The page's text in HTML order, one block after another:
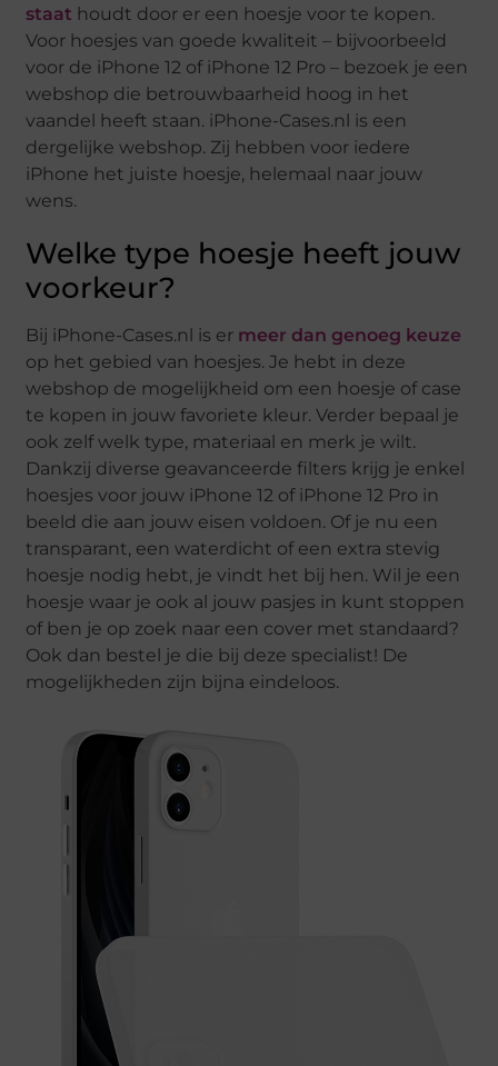
staat houdt door er een hoesje voor te kopen.
Voor hoesjes van goede kwaliteit – bijvoorbeeld
voor de iPhone 12 of iPhone 12 Pro – bezoek je een
webshop die betrouwbaarheid hoog in het
vaandel heeft staan. iPhone-Cases.nl is een
dergelijke webshop. Zij hebben voor iedere
iPhone het juiste hoesje, helemaal naar jouw
wens.
Welke type hoesje heeft jouw
voorkeur?
Bij iPhone-Cases.nl is er meer dan genoeg keuze
op het gebied van hoesjes. Je hebt in deze
webshop de mogelijkheid om een hoesje of case
te kopen in jouw favoriete kleur. Verder bepaal je
ook zelf welk type, materiaal en merk je wilt.
Dankzij diverse geavanceerde filters krijg je enkel
hoesjes voor jouw iPhone 12 of iPhone 12 Pro in
beeld die aan jouw eisen voldoen. Of je nu een
transparant, een waterdicht of een extra stevig
hoesje nodig hebt, je vindt het bij hen. Wil je een
hoesje waar je ook al jouw pasjes in kunt stoppen
of ben je op zoek naar een cover met standaard?
Ook dan bestel je die bij deze specialist! De
mogelijkheden zijn bijna eindeloos.